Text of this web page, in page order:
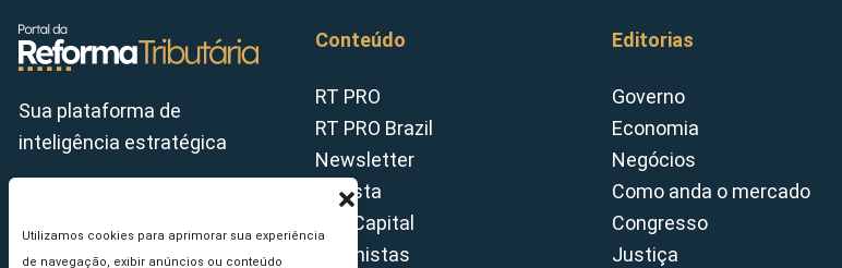
Utilizamos cookies para aprimorar sua experiência
de navegação, exibir anúncios ou conteúdo
Sua plataforma de
inteligência estratégica
Conteúdo
RT PRO
RT PRO Brazil
Newsletter
Revista
Tax Capital
Colunistas
Editorias
Governo
Economia
Negócios
Como anda o mercado
Congresso
Justiça